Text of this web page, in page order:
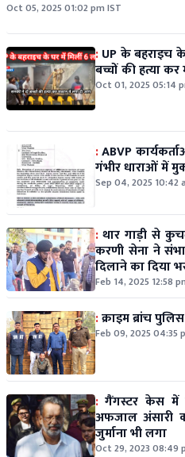
Oct 05, 2025 01:02 pm IST
:UP के बहराइच
बच्चों की हत्या
Oct 01, 2025 05:14
:ABVP
गंभीर धाराओं में
Sep 04, 2025 10:42
:थार गाड़ी से
करणी सेना ने
दिलाने का दिया
Feb 14, 2025 12:58
:क्राइम ब्रांच
Feb 09, 2025 04:35
: गैंगस्टर केस में
अफजाल अंसारी
जुर्माना भी लगा
Oct 29, 2023 08:49